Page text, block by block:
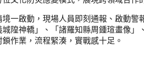
一啟動，現場人員即刻通報、啟動警
隍神轎」、「諸羅知縣周鍾瑄畫像」
作業，流程緊湊，實戰感十足。